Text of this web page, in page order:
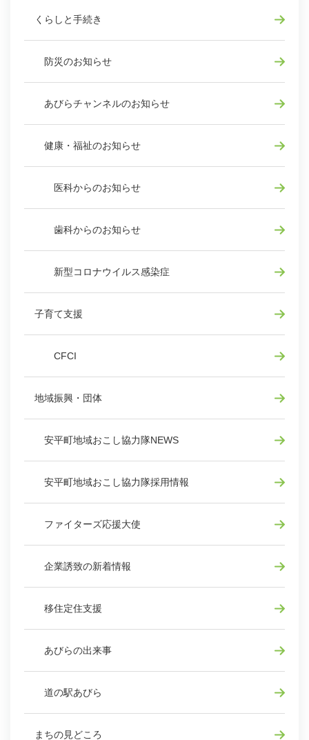
くらしと手続き
防災のお知らせ
あびらチャンネルのお知らせ
健康・福祉のお知らせ
医科からのお知らせ
歯科からのお知らせ
新型コロナウイルス感染症
子育て支援
CFCI
地域振興・団体
安平町地域おこし協力隊NEWS
安平町地域おこし協力隊採用情報
ファイターズ応援大使
企業誘致の新着情報
移住定住支援
あびらの出来事
道の駅あびら
まちの見どころ